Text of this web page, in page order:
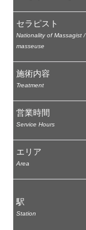
セラピスト
Nationality of Massagist /
masseuse
施術内容
Treatment
営業時間
Service Hours
エリア
Area
駅
Station